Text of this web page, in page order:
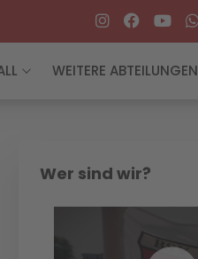
WEITERE ABTEILUNGEN
Wer sind wir?